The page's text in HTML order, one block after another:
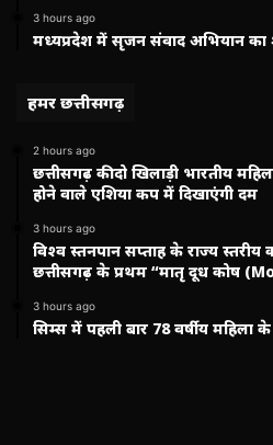
3 hours ago
मध्यप्रदेश में सृजन संवाद अभियान
हमर छत्तीसगढ़
2 hours ago
छत्तीसगढ़ की दो खिलाड़ी भारतीय
होने वाले एशिया कप में दिखाएंगी दम
3 hours ago
विश्व स्तनपान सप्ताह के राज्य
छत्तीसगढ़ के प्रथम “मातृ दूध कोष
3 hours ago
सिम्स में पहली बार 78 वर्षीय